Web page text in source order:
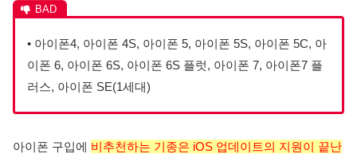
• 아이폰4, 아이폰 4S, 아이폰 5, 아이폰 5S, 아이폰 5C, 아
이폰 6, 아이폰 6S, 아이폰 6S 플럿, 아이폰 7, 아이폰7 플
러스, 아이폰 SE(1세대)
아이폰 구입에 비추천하는 기종은 iOS 업데이트의 지원이 끝난